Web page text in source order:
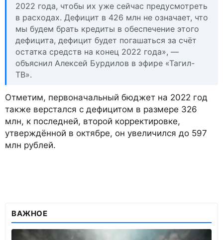
2022 года, чтобы их уже сейчас предусмотреть
в расходах. Дефицит в 426 млн не означает, что
мы будем брать кредиты в обеспечение этого
дефицита, дефицит будет погашаться за счёт
остатка средств на конец 2022 года», —
объяснил Алексей Бурдилов в эфире «Тагил-
ТВ».
Отметим, первоначальный бюджет на 2022 год
также верстался с дефицитом в размере 326
млн, к последней, второй корректировке,
утверждённой в октябре, он увеличился до 597
млн рублей.
ВАЖНОЕ